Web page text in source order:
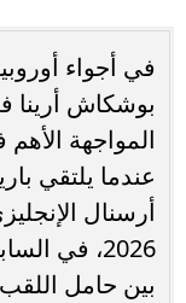
في أجواء
بوشكاش أرينا
المواجهة
عندما يلتقي
أرسنال
2026، في
بين حامل